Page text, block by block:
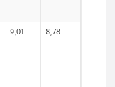
9,01 8,78